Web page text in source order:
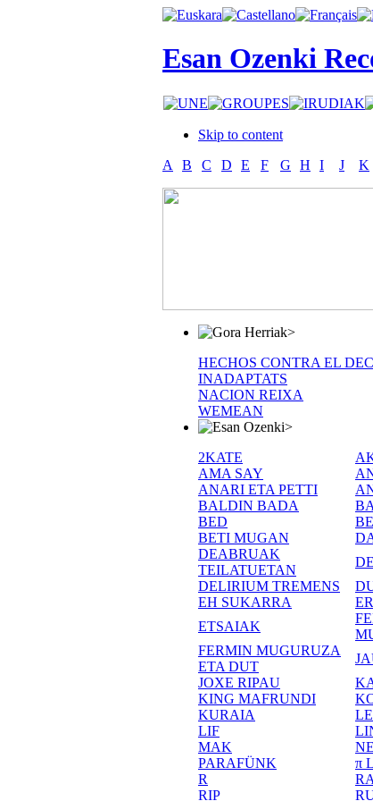
Esan Ozenki
Skip to content
A
B C D E F G H I J K
>
HECHOS CONTRA EL
INADAPTATS
NACION REIXA
WEMEAN
>
2KATE
AMA SAY
ANARI ETA PETTI
BALDIN BADA
BED
BETI MUGAN
DEABRUAK
TEILATUETAN
DELIRIUM TREMENS
EH SUKARRA
ETSAIAK
FERMIN MUGURUZA
ETA DUT
JOXE RIPAU
KING MAFRUNDI
KURAIA
LIF
MAK
PARAFÜNK
π
R
RIP